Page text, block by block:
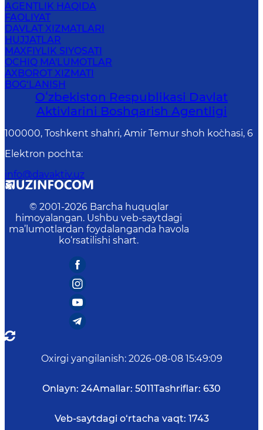
AGENTLIK HAQIDA
FAOLIYAT
DAVLAT XIZMATLARI
HUJJATLAR
MAXFIYLIK SIYOSATI
OCHIQ MA'LUMOTLAR
AXBOROT XIZMATI
BOG‘LANISH
Oʻzbekiston Respublikasi Davlat
Aktivlarini Boshqarish Agentligi
100000, Toshkent shahri, Amir Temur shoh ko`chasi, 6
Elektron pochta:
info@davaktiv.uz
© 2001-2026 Barcha huquqlar
himoyalangan. Ushbu veb-saytdagi
ma’lumotlardan foydalanganda havola
ko‘rsatilishi shart.
Oxirgi yangilanish: 2026-08-08 15:49:09
Onlayn: 24Amallar: 5011Tashriflar: 630
Veb-saytdagi o‘rtacha vaqt: 1743